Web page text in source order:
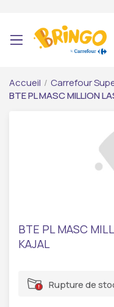
Accueil / Carrefour
BTE PL MASC MILLION
BTE PL MASC
KAJAL
Rupture de